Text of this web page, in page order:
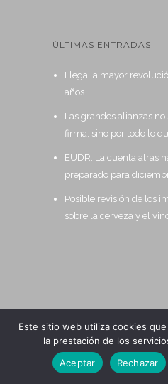
ÚLTIMAS ENTRADAS
Llega la mayor
años
Las grandes alianzas
firma, sino por todo lo
EUDR: La cuenta atrás
preparado para
Posible revisión de los
sobre la cerveza y el
2020 All Rights
Este sitio web utiliza cookies
la prestación de los
Aceptar
Rechazar